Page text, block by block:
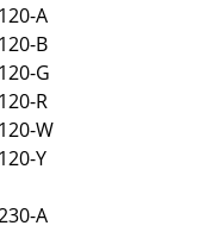
A
B
G
R
W
Y
A